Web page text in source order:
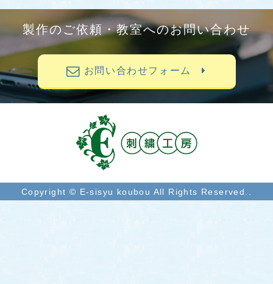
製作のご依頼・教室へのお問い合わせ
お問い合わせフォーム
Copyright © E-sisyu koubou All Rights Reserved..